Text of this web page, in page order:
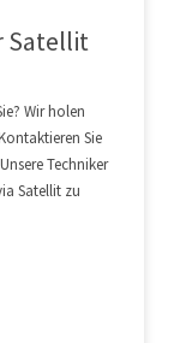
Satellit
Wir holen
Sie
Techniker
Satellit zu